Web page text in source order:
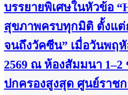
บรรยายพิเศษในหัวข้อ
สุขภาพครบทุกมิติ ตั้งแต่
จนถึงวัคซีน” เมื่อวันพฤ
2569 ณ ห้องสัมมนา 1–2
ปกครองสูงสุด ศูนย์ราชก